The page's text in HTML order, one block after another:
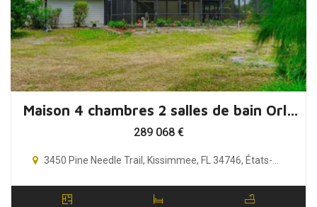
Maison 4 chambres 2 salles de bain Orlando Floride
289 068 €
3450 Pine Needle Trail, Kissimmee, FL 34746, États-Unis